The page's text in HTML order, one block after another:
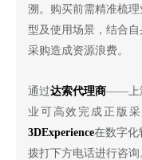
溯。购买前需精准梳
型及使用场景，结合
采购造成资源浪费。
通过达索代理商——上
业可高效完成正版
3DExperience在数字化
拨打下方电话进行咨询